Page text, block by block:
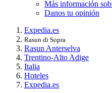
Más información
Danos tu opinión
Expedia.es
Rasun di Sopra
Rasun Anterselva
Trentino-Alto Adige
Italia
Hoteles
Expedia.es